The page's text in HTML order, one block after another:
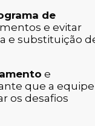
de
e evitar
e substituição
e
que a equipe
os desafios